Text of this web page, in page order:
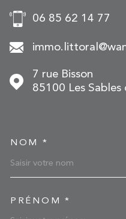
06 85 62 14 77
7 rue Bisson
85100
Les
NOM *
PRÉNOM *